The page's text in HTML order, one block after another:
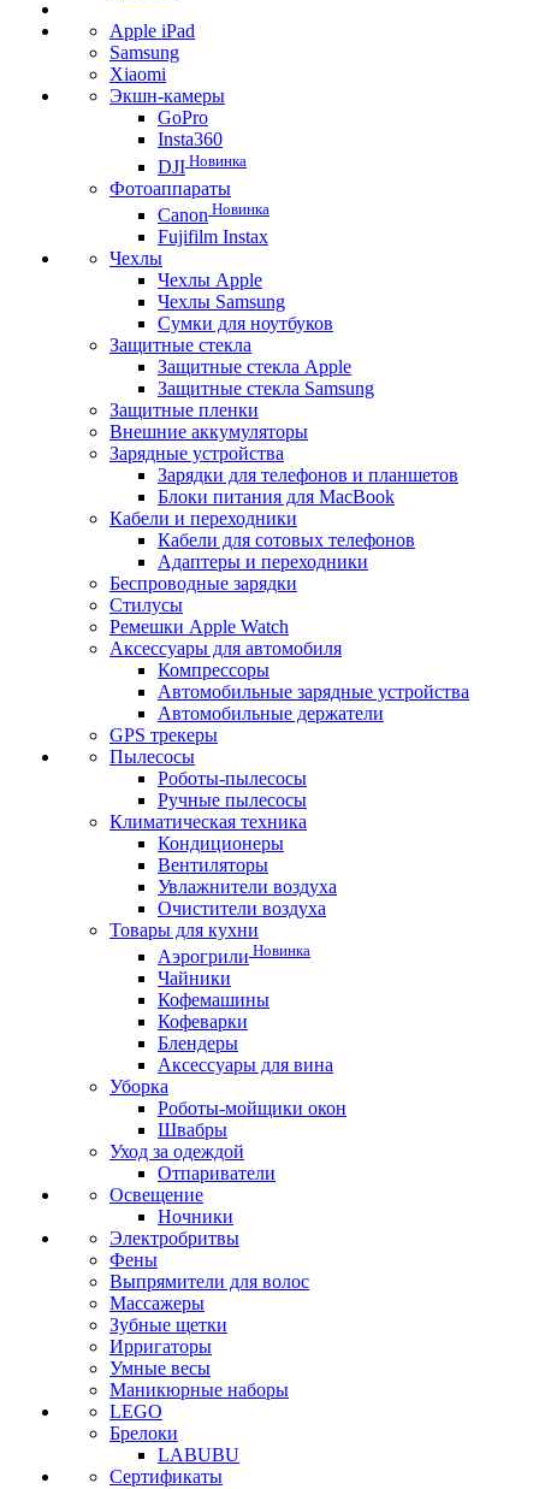
Apple iPad
Samsung
Xiaomi
Экшн-камеры
GoPro
Insta360
DJI Новинка
Фотоаппараты
Canon Новинка
Fujifilm Instax
Чехлы
Чехлы Apple
Чехлы Samsung
Сумки для ноутбуков
Защитные стекла
Защитные стекла Apple
Защитные стекла Samsung
Защитные пленки
Внешние аккумуляторы
Зарядные устройства
Зарядки для телефонов и планшетов
Блоки питания для MacBook
Кабели и переходники
Кабели для сотовых телефонов
Адаптеры и переходники
Беспроводные зарядки
Стилусы
Ремешки Apple Watch
Аксессуары для автомобиля
Компрессоры
Автомобильные зарядные устройства
Автомобильные держатели
GPS трекеры
Пылесосы
Роботы-пылесосы
Ручные пылесосы
Климатическая техника
Кондиционеры
Вентиляторы
Увлажнители воздуха
Очистители воздуха
Товары для кухни
Аэрогрили Новинка
Чайники
Кофемашины
Кофеварки
Блендеры
Аксессуары для вина
Уборка
Роботы-мойщики окон
Швабры
Уход за одеждой
Отпариватели
Освещение
Ночники
Электробритвы
Фены
Выпрямители для волос
Массажеры
Зубные щетки
Ирригаторы
Умные весы
Маникюрные наборы
LEGO
Брелоки
LABUBU
Сертификаты